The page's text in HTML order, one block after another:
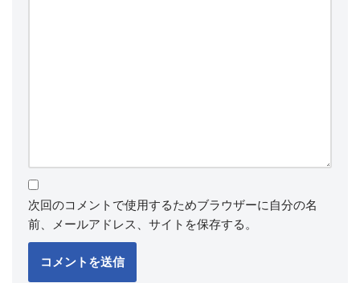
次回のコメントで使用するためブラウザーに自分の名
前、メールアドレス、サイトを保存する。